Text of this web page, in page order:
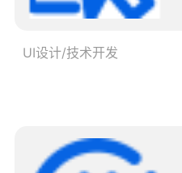
UI设计/技术开发